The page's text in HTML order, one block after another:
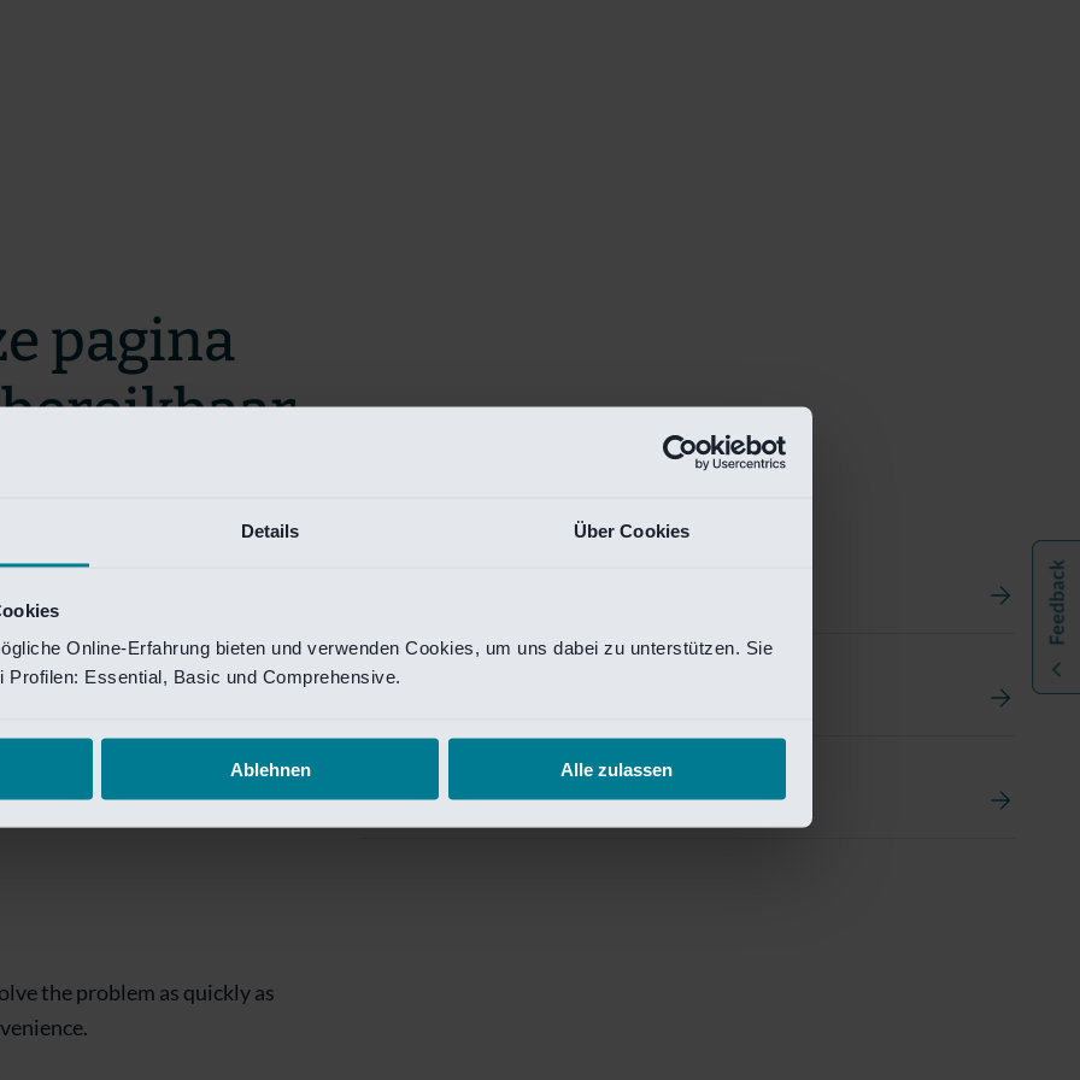
Details Über Cookies
Online-Erfahrung bieten und verwenden Cookies, um uns dabei zu unterstützen. Sie
Profilen: Essential, Basic und Comprehensive.
Ablehnen Alle zulassen
Investment Management
Van Lanschot Kempen Research
pagina
zo snel mogelijk te verhelpen.
te krijgen.
is
the problem as quickly as